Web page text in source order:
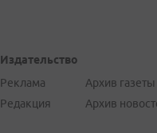
Издательство
Реклама
Редакция
Архив
Архив